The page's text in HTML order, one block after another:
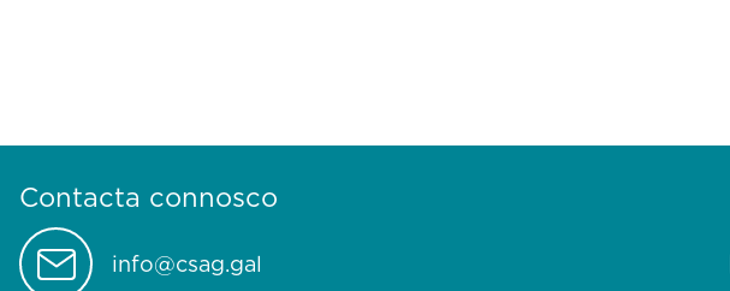
Contacta connosco
info@csag.gal